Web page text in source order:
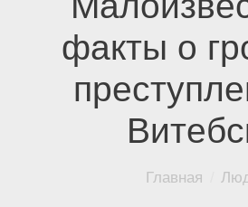
Юмор
факты о
Главная